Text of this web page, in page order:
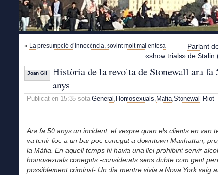
« La presumpció d’innocència, sovint molt mal entesa
Parlant
«show trials» de Stalin
Joan Gil
Història de la revolta de Stonewall ara fa
anys
Publicat en 15:35 sota General , Homosexuals, Mafia,Stonewall Riot
Ara fa 50 anys un incident, el vespre quan els clients en van
va tenir lloc a un bar poc conegut a downtown Manhattan,
la Màfia. En aquell temps hi havia una llei prohibint servir
homosexuals coneguts -considerats sens dubte com gent
possiblement criminal- Un dia mentre vivia a Nova York vaig